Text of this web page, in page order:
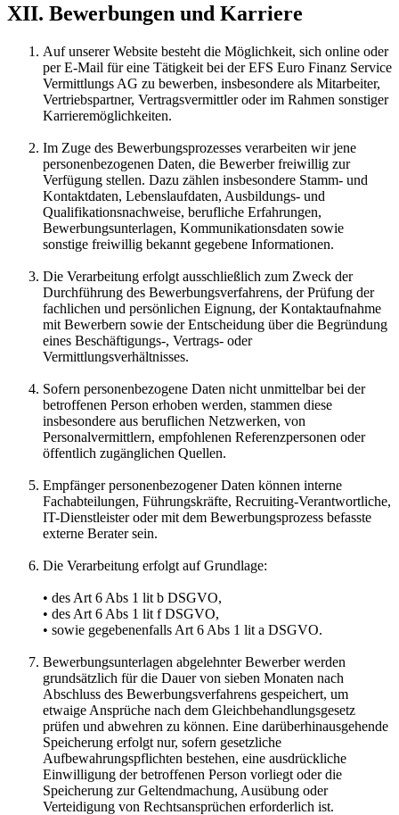
XII. Bewerbungen und Karriere
Auf unserer Website besteht die Möglichkeit, sich online oder
per E-Mail für eine Tätigkeit bei der EFS Euro Finanz Service
Vermittlungs AG zu bewerben, insbesondere als Mitarbeiter,
Vertriebspartner, Vertragsvermittler oder im Rahmen sonstiger
Karrieremöglichkeiten.
Im Zuge des Bewerbungsprozesses verarbeiten wir jene
personenbezogenen Daten, die Bewerber freiwillig zur
Verfügung stellen. Dazu zählen insbesondere Stamm- und
Kontaktdaten, Lebenslaufdaten, Ausbildungs- und
Qualifikationsnachweise, berufliche Erfahrungen,
Bewerbungsunterlagen, Kommunikationsdaten sowie
sonstige freiwillig bekannt gegebene Informationen.
Die Verarbeitung erfolgt ausschließlich zum Zweck der
Durchführung des Bewerbungsverfahrens, der Prüfung der
fachlichen und persönlichen Eignung, der Kontaktaufnahme
mit Bewerbern sowie der Entscheidung über die Begründung
eines Beschäftigungs-, Vertrags- oder
Vermittlungsverhältnisses.
Sofern personenbezogene Daten nicht unmittelbar bei der
betroffenen Person erhoben werden, stammen diese
insbesondere aus beruflichen Netzwerken, von
Personalvermittlern, empfohlenen Referenzpersonen oder
öffentlich zugänglichen Quellen.
Empfänger personenbezogener Daten können interne
Fachabteilungen, Führungskräfte, Recruiting-Verantwortliche,
IT-Dienstleister oder mit dem Bewerbungsprozess befasste
externe Berater sein.
Die Verarbeitung erfolgt auf Grundlage:
• des Art 6 Abs 1 lit b DSGVO,
• des Art 6 Abs 1 lit f DSGVO,
• sowie gegebenenfalls Art 6 Abs 1 lit a DSGVO.
Bewerbungsunterlagen abgelehnter Bewerber werden
grundsätzlich für die Dauer von sieben Monaten nach
Abschluss des Bewerbungsverfahrens gespeichert, um
etwaige Ansprüche nach dem Gleichbehandlungsgesetz
prüfen und abwehren zu können. Eine darüberhinausgehende
Speicherung erfolgt nur, sofern gesetzliche
Aufbewahrungspflichten bestehen, eine ausdrückliche
Einwilligung der betroffenen Person vorliegt oder die
Speicherung zur Geltendmachung, Ausübung oder
Verteidigung von Rechtsansprüchen erforderlich ist.